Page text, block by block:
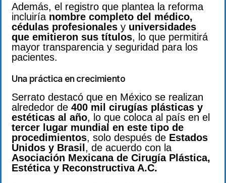
Además, el registro que plantea la reforma
incluiría nombre completo del médico,
cédulas profesionales y universidades
que emitieron sus títulos, lo que permitirá
mayor transparencia y seguridad para los
pacientes.
Una práctica en crecimiento
Serrato destacó que en México se realizan
alrededor de 400 mil cirugías plásticas y
estéticas al año, lo que coloca al país en el
tercer lugar mundial en este tipo de
procedimientos, solo después de Estados
Unidos y Brasil , de acuerdo con la
Asociación Mexicana de Cirugía Plástica,
Estética y Reconstructiva A.C.